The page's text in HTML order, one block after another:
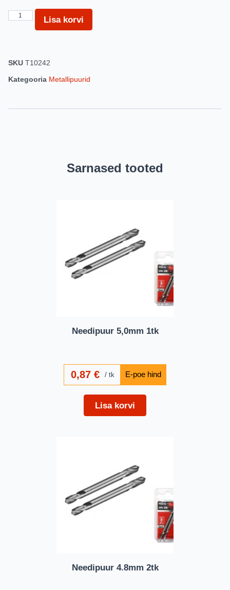
Lisa korvi
SKU T10242
Kategooria Metallipuurid
Sarnased tooted
Needipuur 5,0mm 1tk
0,87€ tk
Lisa korvi
Needipuur 4.8mm 2tk